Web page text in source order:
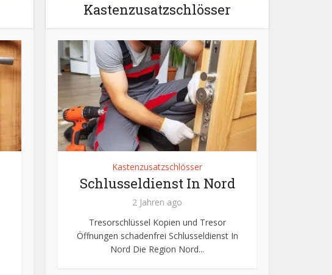
Kastenzusatzschlösser
Kastenzusatzschlösser
Schlusseldienst In Nord
2 Jahren ago
Tresorschlüssel Kopien und Tresor
Öffnungen schadenfrei Schlusseldienst In
Nord Die Region Nord...